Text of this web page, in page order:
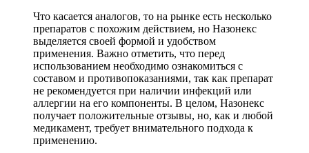
Что касается аналогов, то на рынке есть несколько
препаратов с похожим действием, но Назонекс
выделяется своей формой и удобством
применения. Важно отметить, что перед
использованием необходимо ознакомиться с
составом и противопоказаниями, так как препарат
не рекомендуется при наличии инфекций или
аллергии на его компоненты. В целом, Назонекс
получает положительные отзывы, но, как и любой
медикамент, требует внимательного подхода к
применению.